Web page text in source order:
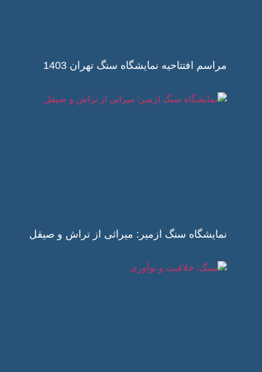
مراسم افتتاحیه نمایشگاه سنگ تهران 1403
نمایشگاه سنگ ازمیر: میراثی از تراش و صیقل